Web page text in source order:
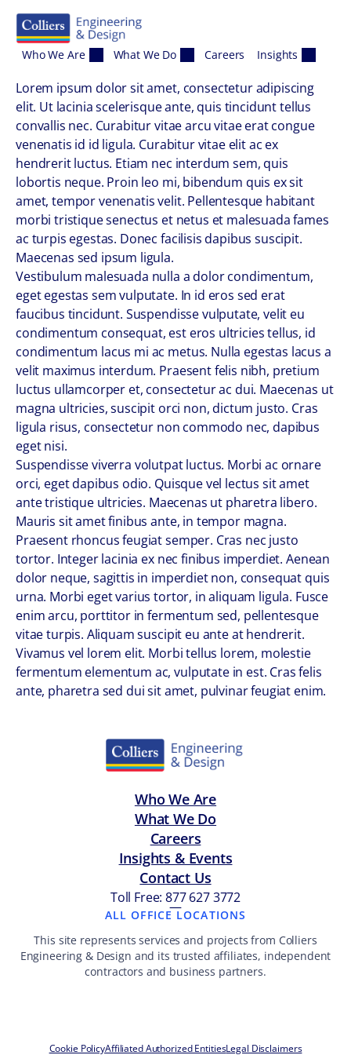
Who We Are What We Do Careers Insights
Lorem ipsum dolor sit amet, consectetur adipiscing
elit. Ut lacinia scelerisque ante, quis tincidunt tellus
convallis nec. Curabitur vitae arcu vitae erat congue
venenatis id id ligula. Curabitur vitae elit ac ex
hendrerit luctus. Etiam nec interdum sem, quis
lobortis neque. Proin leo mi, bibendum quis ex sit
amet, tempor venenatis velit. Pellentesque habitant
morbi tristique senectus et netus et malesuada fames
ac turpis egestas. Donec facilisis dapibus suscipit.
Maecenas sed ipsum ligula.
Vestibulum malesuada nulla a dolor condimentum,
eget egestas sem vulputate. In id eros sed erat
faucibus tincidunt. Suspendisse vulputate, velit eu
condimentum consequat, est eros ultricies tellus, id
condimentum lacus mi ac metus. Nulla egestas lacus a
velit maximus interdum. Praesent felis nibh, pretium
luctus ullamcorper et, consectetur ac dui. Maecenas ut
magna ultricies, suscipit orci non, dictum justo. Cras
ligula risus, consectetur non commodo nec, dapibus
eget nisi.
Suspendisse viverra volutpat luctus. Morbi ac ornare
orci, eget dapibus odio. Quisque vel lectus sit amet
ante tristique ultricies. Maecenas ut pharetra libero.
Mauris sit amet finibus ante, in tempor magna.
Praesent rhoncus feugiat semper. Cras nec justo
tortor. Integer lacinia ex nec finibus imperdiet. Aenean
dolor neque, sagittis in imperdiet non, consequat quis
urna. Morbi eget varius tortor, in aliquam ligula. Fusce
enim arcu, porttitor in fermentum sed, pellentesque
vitae turpis. Aliquam suscipit eu ante at hendrerit.
Vivamus vel lorem elit. Morbi tellus lorem, molestie
fermentum elementum ac, vulputate in est. Cras felis
ante, pharetra sed dui sit amet, pulvinar feugiat enim.
Who We Are
What We Do
Careers
Insights & Events
Contact Us
Toll Free: 877 627 3772
—
ALL OFFICE LOCATIONS
This site represents services and projects from Colliers
Engineering & Design and its trusted affiliates, independent
contractors and business partners.
Cookie PolicyAffiliated Authorized EntitiesLegal Disclaimers